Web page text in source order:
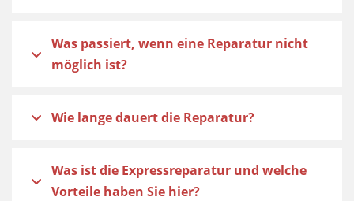
Was passiert, wenn eine Reparatur nicht
möglich ist?
Wie lange dauert die Reparatur?
Was ist die Expressreparatur und welche
Vorteile haben Sie hier?